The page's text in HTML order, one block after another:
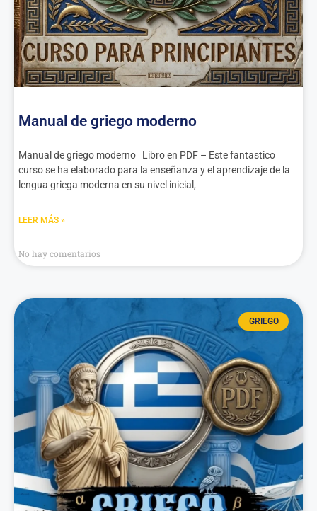
Manual de griego moderno
Manual de griego moderno Libro en PDF – Este fantastico
curso se ha elaborado para la enseñanza y el aprendizaje de la
lengua griega moderna en su nivel inicial,
LEER MÁS »
No hay comentarios
GRIEGO